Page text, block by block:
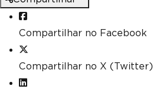
Compartilhar no Facebook
Compartilhar no X (Twitter)